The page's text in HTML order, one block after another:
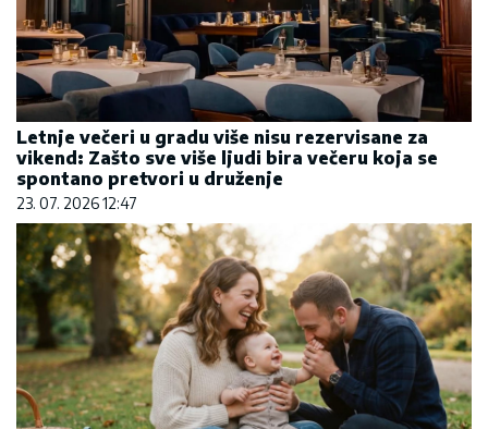
Letnje večeri u gradu više nisu rezervisane za
vikend: Zašto sve više ljudi bira večeru koja se
spontano pretvori u druženje
23. 07. 2026 12:47